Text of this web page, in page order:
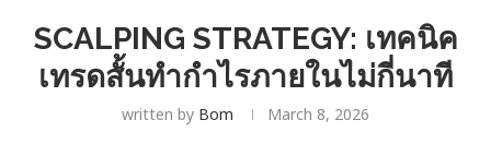
SCALPING STRATEGY: เทคนิค
เทรดสั้นทำกำไรภายในไม่กี่นาที
written by Bom March 8, 2026